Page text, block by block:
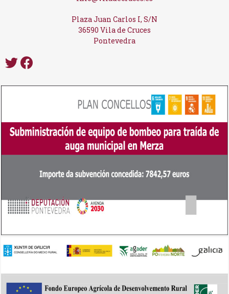
Plaza Juan Carlos I, S/N
36590 Vila de Cruces
Pontevedra